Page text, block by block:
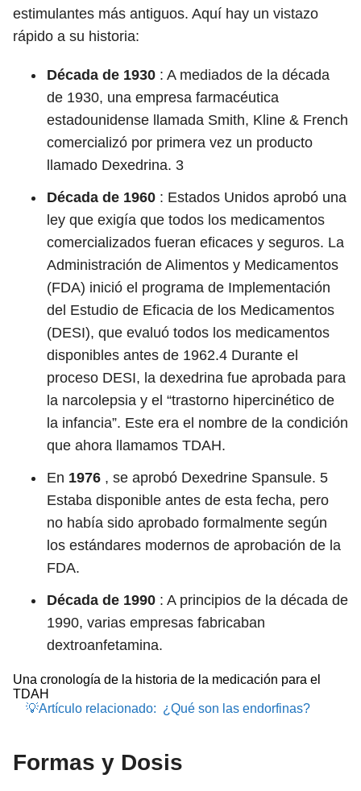
estimulantes más antiguos. Aquí hay un vistazo
rápido a su historia:
Década de 1930 : A mediados de la década
de 1930, una empresa farmacéutica
estadounidense llamada Smith, Kline & French
comercializó por primera vez un producto
llamado Dexedrina. 3
Década de 1960 : Estados Unidos aprobó una
ley que exigía que todos los medicamentos
comercializados fueran eficaces y seguros. La
Administración de Alimentos y Medicamentos
(FDA) inició el programa de Implementación
del Estudio de Eficacia de los Medicamentos
(DESI), que evaluó todos los medicamentos
disponibles antes de 1962.4 Durante el
proceso DESI, la dexedrina fue aprobada para
la narcolepsia y el “trastorno hipercinético de
la infancia”. Este era el nombre de la condición
que ahora llamamos TDAH.
En 1976 , se aprobó Dexedrine Spansule. 5
Estaba disponible antes de esta fecha, pero
no había sido aprobado formalmente según
los estándares modernos de aprobación de la
FDA.
Década de 1990 : A principios de la década de
1990, varias empresas fabricaban
dextroanfetamina.
Una cronología de la historia de la medicación para el
TDAH
💡Artículo relacionado: ¿Qué son las endorfinas?
Formas y Dosis